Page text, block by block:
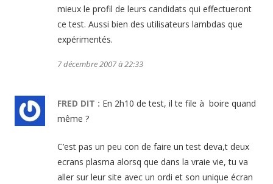
mieux le profil de leurs candidats qui effectueront
ce test. Aussi bien des utilisateurs lambdas que
expérimentés.
7 décembre 2007 à 22:33
FRED DIT : En 2h10 de test, il te file à boire quand
même ?
C’est pas un peu con de faire un test deva,t deux
ecrans plasma alorsq que dans la vraie vie, tu va
aller sur leur site avec un ordi et son unique écran